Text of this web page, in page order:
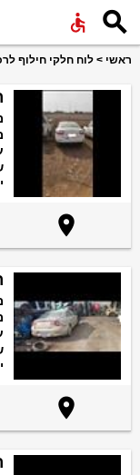

ראשי > לוח חלקי חילוף

